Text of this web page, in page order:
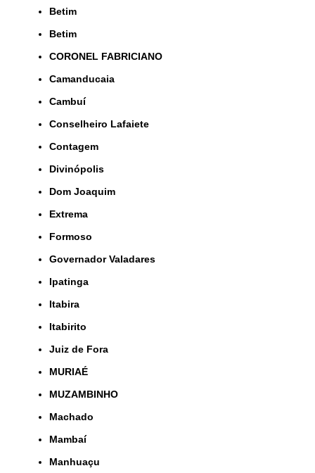
Betim
Betim
CORONEL FABRICIANO
Camanducaia
Cambuí
Conselheiro Lafaiete
Contagem
Divinópolis
Dom Joaquim
Extrema
Formoso
Governador Valadares
Ipatinga
Itabira
Itabirito
Juiz de Fora
MURIAÉ
MUZAMBINHO
Machado
Mambaí
Manhuaçu